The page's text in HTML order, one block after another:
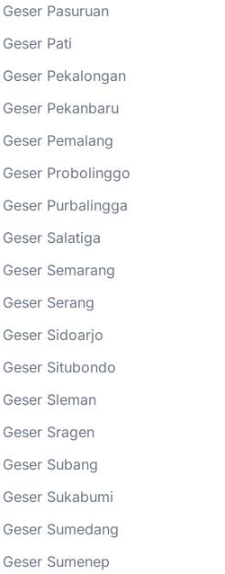
Pasuruan
Pati
Pekalongan
Pekanbaru
Pemalang
Probolinggo
Purbalingga
Salatiga
Semarang
Serang
Sidoarjo
Situbondo
Sleman
Sragen
Subang
Sukabumi
Sumedang
Sumenep